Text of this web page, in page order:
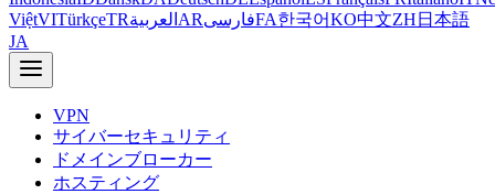
ViệtVITürkçeTRالعربية ARفارسیFA한국어KO中文ZH 日本語
JA
VPN
サイバーセキュリティ
ドメインブローカー
ホスティング